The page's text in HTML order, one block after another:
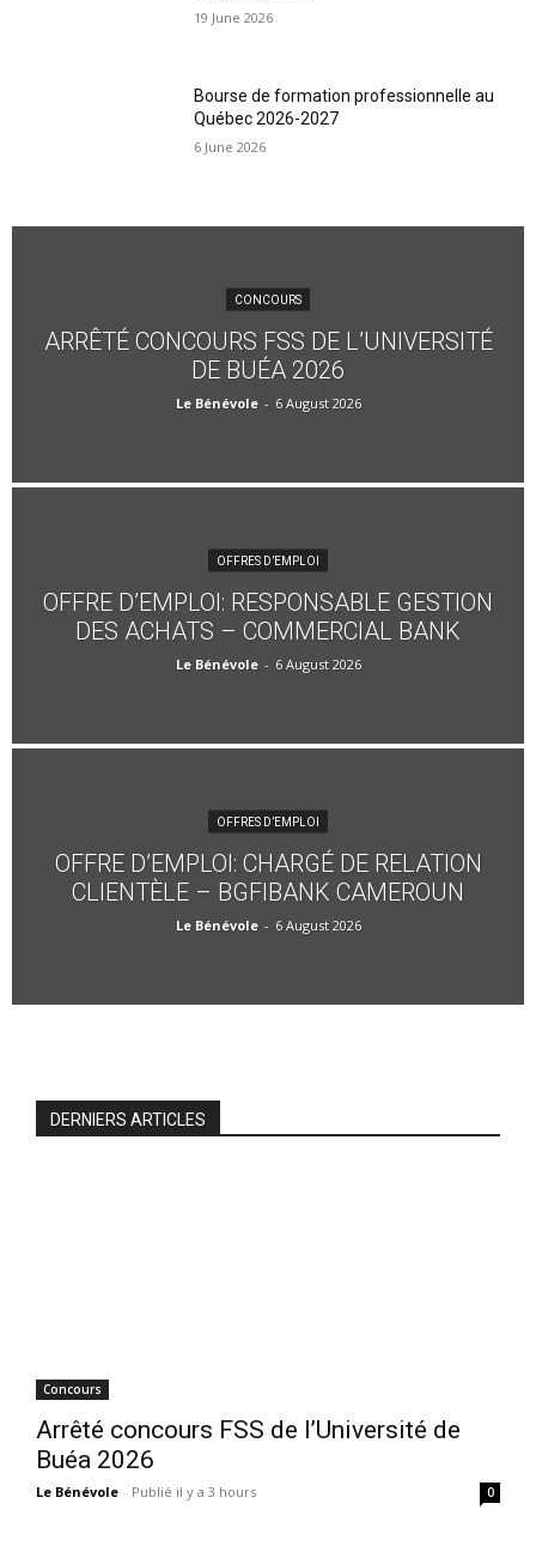
19 June 2026
Bourse de formation professionnelle au
Québec 2026-2027
6 June 2026
CONCOURS
ARRÊTÉ CONCOURS FSS DE L’UNIVERSITÉ
DE BUÉA 2026
Le Bénévole - 6 August 2026
OFFRES D’EMPLOI
OFFRE D’EMPLOI: RESPONSABLE GESTION
DES ACHATS – COMMERCIAL BANK
Le Bénévole - 6 August 2026
OFFRES D’EMPLOI
OFFRE D’EMPLOI: CHARGÉ DE RELATION
CLIENTÈLE – BGFIBANK CAMEROUN
Le Bénévole - 6 August 2026
DERNIERS ARTICLES
Concours
Arrêté concours FSS de l’Université de
Buéa 2026
Le Bénévole - Publié il y a 3 hours 0